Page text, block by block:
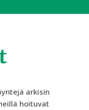
arkisin
hoituvat